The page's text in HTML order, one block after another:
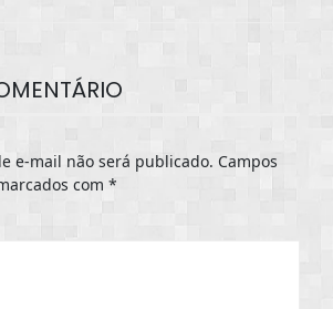
e-mail não será publicado. Campos
com *